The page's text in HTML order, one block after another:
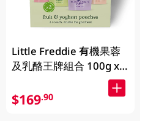
Little Freddie 有機果蓉
及乳酪王牌組合 100g x
$169.90